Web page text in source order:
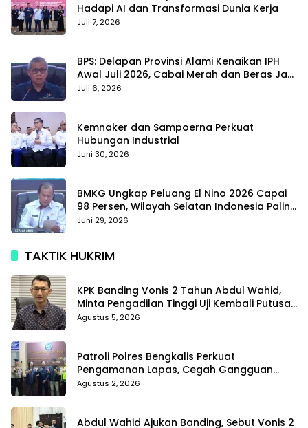
Hadapi AI dan Transformasi Dunia Kerja
Juli 7, 2026
BPS: Delapan Provinsi Alami Kenaikan IPH
Awal Juli 2026, Cabai Merah dan Beras Jadi
Pemicu
Juli 6, 2026
Kemnaker dan Sampoerna Perkuat
Hubungan Industrial
Juni 30, 2026
BMKG Ungkap Peluang El Nino 2026 Capai
98 Persen, Wilayah Selatan Indonesia Paling
Terdampak
Juni 29, 2026
TAKTIK HUKRIM
KPK Banding Vonis 2 Tahun Abdul Wahid,
Minta Pengadilan Tinggi Uji Kembali Putusan
Tipikor
Agustus 5, 2026
Patroli Polres Bengkalis Perkuat
Pengamanan Lapas, Cegah Gangguan
Kamtib Sejak Dini
Agustus 2, 2026
Abdul Wahid Ajukan Banding, Sebut Vonis 2